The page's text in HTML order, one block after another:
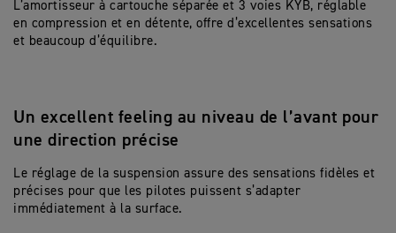
L’amortisseur à cartouche séparée et 3 voies KYB, réglable
en compression et en détente, offre d’excellentes sensations
et beaucoup d’équilibre.
Un excellent feeling au niveau de l’avant pour
une direction précise
Le réglage de la suspension assure des sensations fidèles et
précises pour que les pilotes puissent s’adapter
immédiatement à la surface.